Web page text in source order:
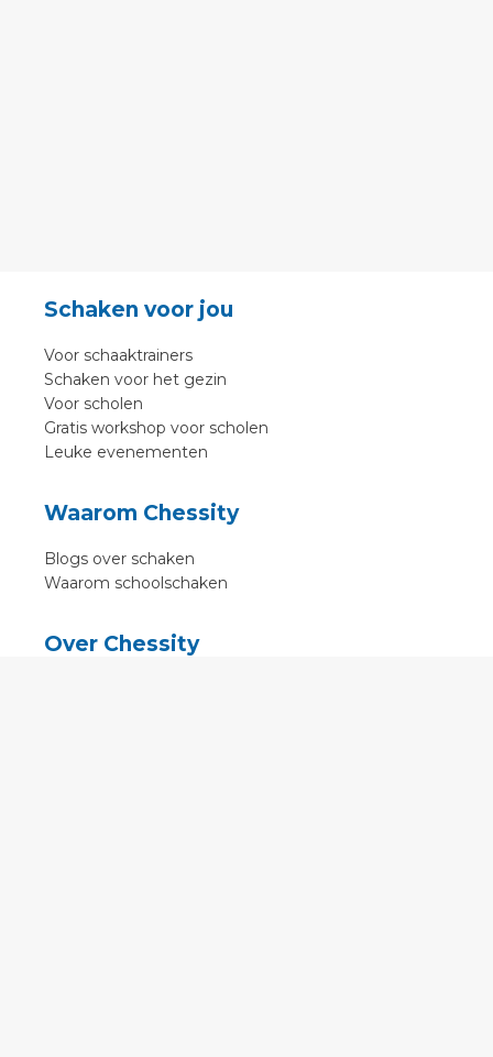
Schaken voor jou
Voor schaaktrainers
Schaken voor het gezin
Voor scholen
Gratis workshop voor scholen
Leuke evenementen
Waarom Chessity
Blogs over schaken
Waarom schoolschaken
Over Chessity